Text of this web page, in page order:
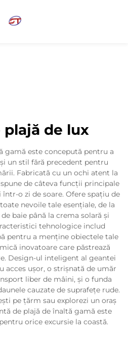
de lux
gamă este concepută pentru a
un stil fără precedent pentru
Fabricată cu un ochi atent la
de câteva funcții principale
o zi de soare. Ofere spațiu de
nevoile tale esențiale, de la
baie până la crema solară și
tehnologice includ
pentru a menține obiectele tale
inovatoare care păstrează
Design-ul inteligent al geantei
acces ușor, o strișnată de umăr
liber de mâini, și o funda
cauzate de suprafețe rude.
pe țărm sau explorezi un oraș
de plajă de înaltă gamă este
orice excursie la coastă.